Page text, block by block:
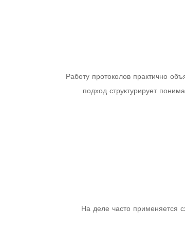
Работу протоколов практично
подход структурирует
На деле часто применяется